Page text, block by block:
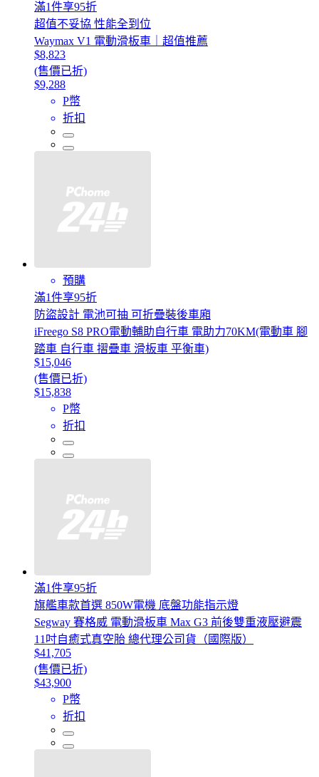
滿1件享95折
超值不妥協 性能全到位
Waymax V1 電動滑板車｜超值推薦
$8,823
(售價已折)
$9,288
P幣
折扣
預購
滿1件享95折
防盜設計 電池可抽 可折疊裝後車廂
iFreego S8 PRO電動輔助自行車 電助力70KM(電動車 腳
踏車 自行車 摺疊車 滑板車 平衡車)
$15,046
(售價已折)
$15,838
P幣
折扣
滿1件享95折
旗艦車款首選 850W電機 底盤功能指示燈
Segway 賽格威 電動滑板車 Max G3 前後雙重液壓避震
11吋自癒式真空胎 總代理公司貨（國際版）
$41,705
(售價已折)
$43,900
P幣
折扣